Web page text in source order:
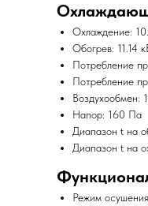
Охлаждение:
Обогрев: 11.14
Потребление
Потребление
Воздухообмен:
Напор: 160 Па
Диапазон t на
Диапазон t на
Режим